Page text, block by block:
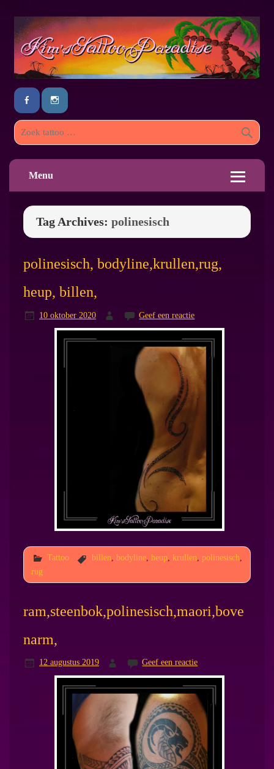
Menu
Tag Archives: polinesisch
polinesisch, bodyline,krullen,rug,
heup, billen,
10 oktober 2020 Geef een reactie
Tattoo billen bodyline, heup, krullen polinesisch
rug
ram,steenbok,polinesisch,maori,bove
narm,
12 augustus 2019 Geef een reactie